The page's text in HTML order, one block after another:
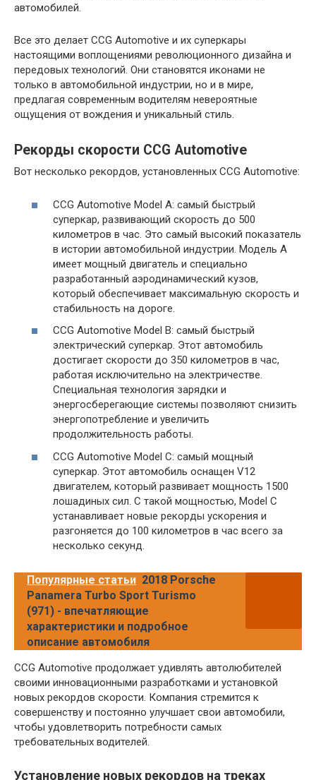
автомобилей.
Все это делает CCG Automotive и их суперкары
настоящими воплощениями революционного дизайна и
передовых технологий. Они становятся иконами не
только в автомобильной индустрии, но и в мире,
предлагая современным водителям невероятные
ощущения от вождения и уникальный стиль.
Рекорды скорости CCG Automotive
Вот несколько рекордов, установленных CCG Automotive:
CCG Automotive Model A: самый быстрый
суперкар, развивающий скорость до 500
километров в час. Это самый высокий показатель
в истории автомобильной индустрии. Модель A
имеет мощный двигатель и специально
разработанный аэродинамический кузов,
который обеспечивает максимальную скорость и
стабильность на дороге.
CCG Automotive Model B: самый быстрый
электрический суперкар. Этот автомобиль
достигает скорости до 350 километров в час,
работая исключительно на электричестве.
Специальная технология зарядки и
энергосберегающие системы позволяют снизить
энергопотребление и увеличить
продолжительность работы.
CCG Automotive Model C: самый мощный
суперкар. Этот автомобиль оснащен V12
двигателем, который развивает мощность 1500
лошадиных сил. С такой мощностью, Model C
устанавливает новые рекорды ускорения и
разгоняется до 100 километров в час всего за
несколько секунд.
Популярные статьи 2018 Porsche
Panamera Turbo Sport Turismo
(971) - впечатляющие
характеристики и подробное
описание автомобиля
CCG Automotive продолжает удивлять автолюбителей
своими инновационными разработками и установкой
новых рекордов скорости. Компания стремится к
совершенству и постоянно улучшает свои автомобили,
чтобы удовлетворить потребности самых
требовательных водителей.
Установление новых рекордов на треках